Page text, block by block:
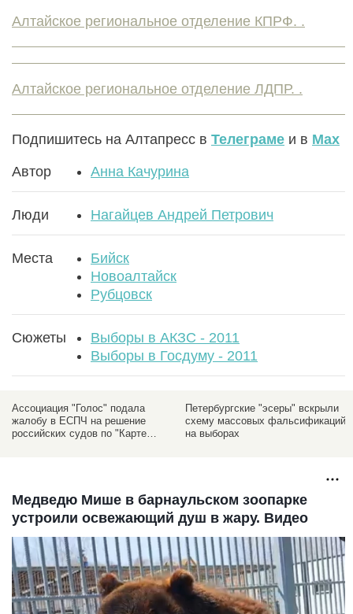
Алтайское региональное отделение КПРФ. .
Алтайское региональное отделение ЛДПР. .
Подпишитесь на Алтапресс в Телеграме и в Max
Автор Анна Качурина
Люди Нагайцев Андрей Петрович
Места
Бийск
Новоалтайск
Рубцовск
Сюжеты
Выборы в АКЗС - 2011
Выборы в Госдуму - 2011
Ассоциация "Голос" подала
жалобу в ЕСПЧ на решение
российских судов по "Карте
Петербургские "эсеры" вскрыли
схему массовых фальсификаций
на выборах
Медведю Мише в барнаульском зоопарке
устроили освежающий душ в жару. Видео